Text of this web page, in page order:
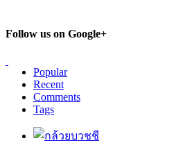
Follow us on Google+
Popular
Recent
Comments
Tags